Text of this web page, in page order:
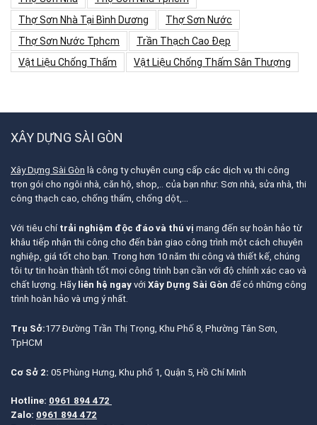
Thợ Sơn Nhà Tại Bình Dương
Thợ Sơn Nước
Thợ Sơn Nước Tphcm
Trần Thạch Cao Đẹp
Vật Liệu Chống Thấm
Vật Liệu Chống Thấm Sân Thượng
XÂY DỰNG SÀI GÒN
Xây Dựng Sài Gòn là công ty chuyên cung cấp các dịch vụ thi công
trọn gói cho ngôi nhà, căn hộ, shop,.. của bạn như: Sơn nhà, sửa nhà, thi
công thạch cao, chống thấm, chống dột,…
Với tiêu chí trải nghiệm độc đáo và thú vị mang đến sự hoàn hảo từ
khâu tiếp nhận thi công cho đến bàn giao công trình một cách chuyên
nghiệp, giá tốt cho bạn. Trong hơn 10 năm thi công và thiết kế, chúng
tôi tự tin hoàn thành tốt mọi công trình bạn cần với độ chính xác cao và
chất lượng. Hãy liên hệ ngay với Xây Dựng Sài Gòn để có những công
trình hoàn hảo và ưng ý nhất.
Trụ Sở:177 Đường Trần Thị Trọng, Khu Phố 8, Phường Tân Sơn,
TpHCM
Cơ Sở 2: 05 Phùng Hưng, Khu phố 1, Quận 5, Hồ Chí Minh
Hotline: 0961 894 472
Zalo: 0961 894 472